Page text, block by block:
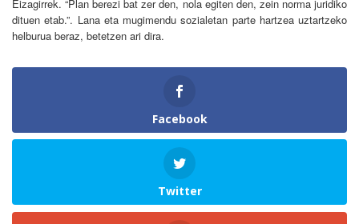
Eizagirrek. “Plan berezi bat zer den, nola egiten den, zein norma juridiko
dituen etab.”. Lana eta mugimendu sozialetan parte hartzea uztartzeko
helburua beraz, betetzen ari dira.
Facebook
Twitter